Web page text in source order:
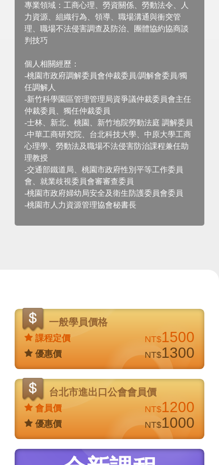
專業領域：工商心理、勞資關係、勞動法令、人
力資源、組織行為、領導、職場溝通與衝突管
理、職場不法侵害調查及防治、團體協約協商談
判技巧
個人相關經歷：
-桃園市政府調解委員會仲裁委員/調解會委員/獨
任調解人
-新竹科學園區管理管理局資爭議仲裁委員會主任
仲裁委員、獨任仲裁委員
-士林、新北、桃園、新竹地院勞動法庭 調解委員
-中華工商研究院、台北科技大學、中原大學工商
心理學、勞動法及職場不法侵害防治課程兼任助
理教授
-交通部鐵道局、桃園市政府性別平等工作委員
會、就業歧視委員會審審查委員
-桃園市政府婦幼局安全及衛生防護委員會委員
-桃園市人力資源管理協會秘書長
價
說
一般學員價格
課程定價 NT$1500
優惠價 NT$1300
台北市進出口公會會員價
會員價 NT$1200
優惠價 NT$1000